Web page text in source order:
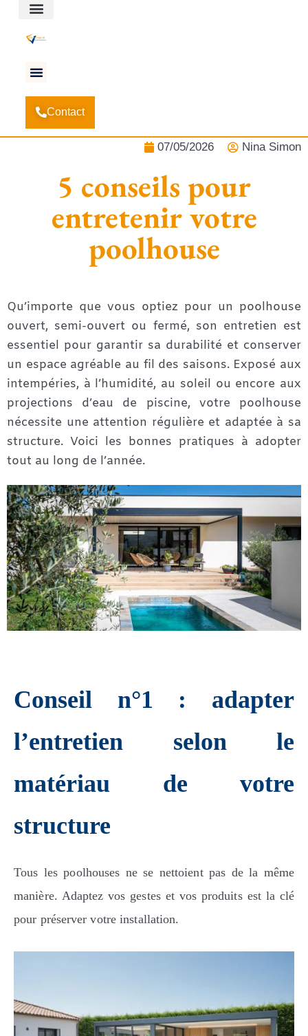
Contact
Accueil-Actualités
poolhouse
07/05/2026 Nina Simon
5 conseils pour
entretenir votre
poolhouse
Qu’importe que vous optiez pour un poolhouse
ouvert, semi-ouvert ou fermé, son entretien est
essentiel pour garantir sa durabilité et conserver
un espace agréable au fil des saisons. Exposé aux
intempéries, à l’humidité, au soleil ou encore aux
projections d’eau de piscine, votre poolhouse
nécessite une attention régulière et adaptée à sa
structure. Voici les bonnes pratiques à adopter
tout au long de l’année.
Conseil n°1 : adapter
l’entretien selon le
matériau de votre
structure
Tous les poolhouses ne se nettoient pas de la même
manière. Adaptez vos gestes et vos produits est la clé
pour préserver votre installation.